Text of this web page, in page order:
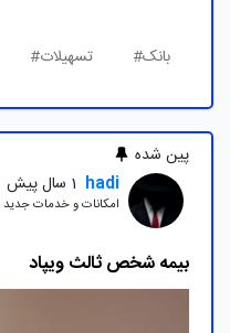
بانک# تسهیلات#
پین شده
hadi 1 سال پیش
امکانات و خدمات جدید
بیمه شخص ثالث ویپاد